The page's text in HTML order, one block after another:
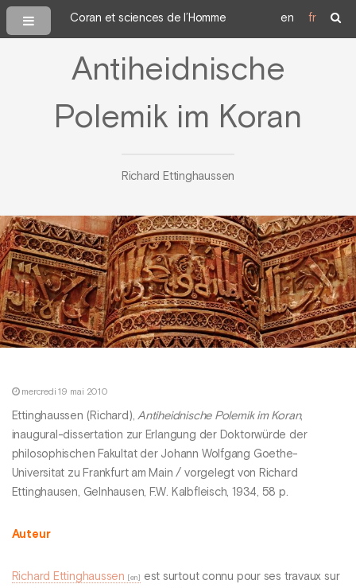
Coran et sciences de l’Homme en fr
Antiheidnische
Polemik im Koran
Richard Ettinghaussen
mercredi 19 mai 2010
Ettinghaussen (Richard), Antiheidnische Polemik im Koran,
inaugural-dissertation zur Erlangung der Doktorwürde der
philosophischen Fakultat der Johann Wolfgang Goethe-
Universitat zu Frankfurt am Main / vorgelegt von Richard
Ettinghausen, Gelnhausen, F.W. Kalbfleisch, 1934, 58 p.
Auteur
Richard Ettinghaussen
est surtout connu pour ses travaux sur